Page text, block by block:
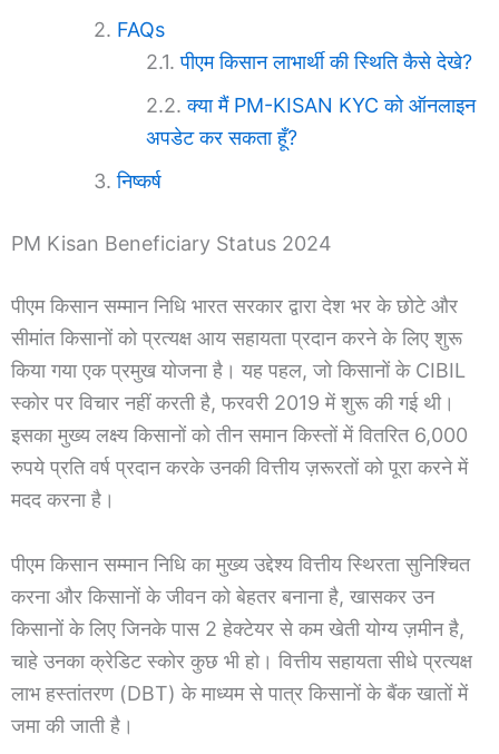
FAQs
पीएम किसान लाभार्थी की स्थिति कैसे देखे?
क्या मैं PM-KISAN KYC को ऑनलाइन
अपडेट कर सकता हूँ?
निष्कर्ष
PM Kisan Beneficiary Status 2024
पीएम किसान सम्मान निधि भारत सरकार द्वारा देश भर के छोटे और
सीमांत किसानों को प्रत्यक्ष आय सहायता प्रदान करने के लिए शुरू
किया गया एक प्रमुख योजना है। यह पहल, जो किसानों के CIBIL
स्कोर पर विचार नहीं करती है, फरवरी 2019 में शुरू की गई थी।
इसका मुख्य लक्ष्य किसानों को तीन समान किस्तों में वितरित 6,000
रुपये प्रति वर्ष प्रदान करके उनकी वित्तीय ज़रूरतों को पूरा करने में
मदद करना है।
पीएम किसान सम्मान निधि का मुख्य उद्देश्य वित्तीय स्थिरता सुनिश्चित
करना और किसानों के जीवन को बेहतर बनाना है, खासकर उन
किसानों के लिए जिनके पास 2 हेक्टेयर से कम खेती योग्य ज़मीन है,
चाहे उनका क्रेडिट स्कोर कुछ भी हो। वित्तीय सहायता सीधे प्रत्यक्ष
लाभ हस्तांतरण (DBT) के माध्यम से पात्र किसानों के बैंक खातों में
जमा की जाती है।